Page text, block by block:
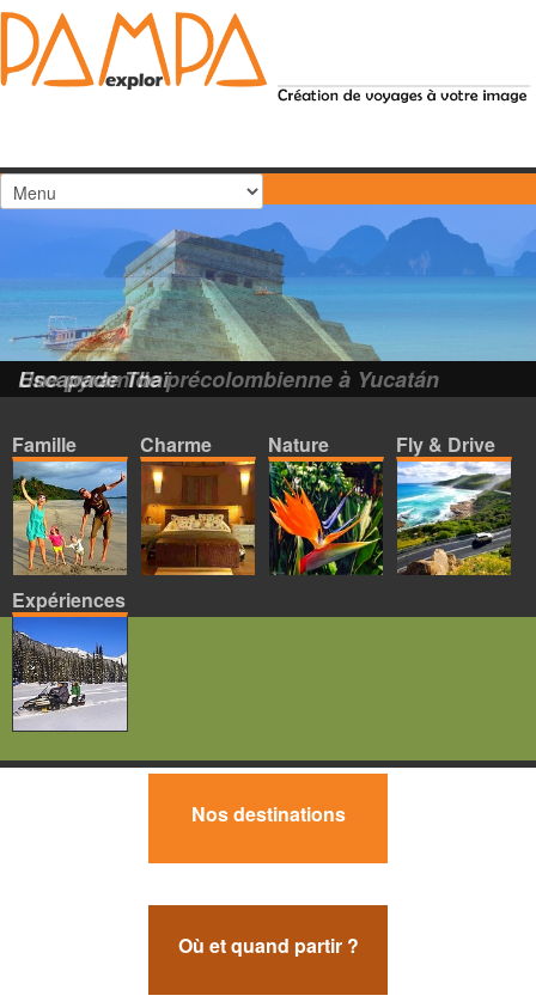
Une pyramide précolombienne à Yucatán
Escapade Thaï
Famille Charme Nature Fly & Drive
Expériences
Nos destinations
Où et quand partir ?